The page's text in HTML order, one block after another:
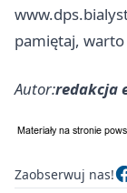
pamiętaj,
Autor:redakcja
Zaobserwuj nas!